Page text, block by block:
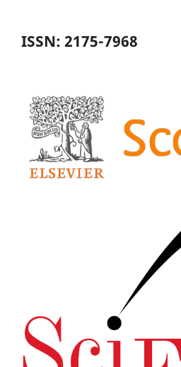
ISSN: 2175-7968